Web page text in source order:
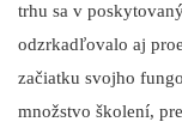
trhu sa v
odzrkadľovalo aj
začiatku svojho
množstvo školení,